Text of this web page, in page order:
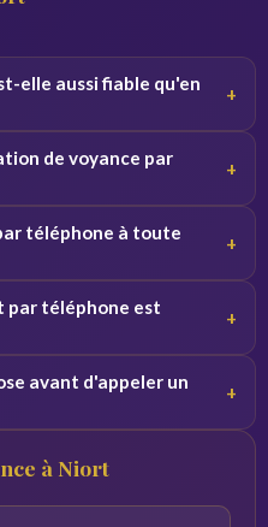
elle aussi fiable qu'en
+
sur votre voix et
de voyance par
+
sont souvent offertes
téléphone à toute
+
de nuit depuis Niort et
par téléphone est
+
des minutes
avant d'appeler un
+
plus les réponses
à Niort